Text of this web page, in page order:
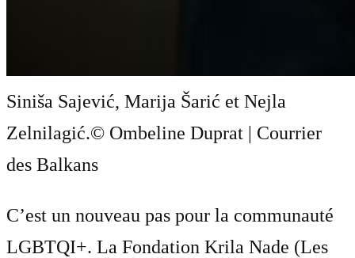
Siniša Sajević, Marija Šarić et Nejla
Zelnilagić.© Ombeline Duprat | Courrier
des Balkans
C’est un nouveau pas pour la communauté
LGBTQI+. La Fondation Krila Nade (Les